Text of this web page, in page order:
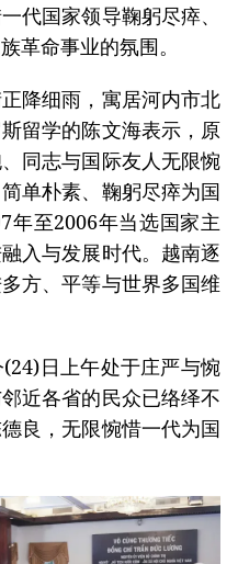
代国家领导鞠躬尽瘁、
革命事业的氛围。
降细雨，寓居河内市北
留学的陈文海表示，原
同志与国际友人无限惋
单朴素、鞠躬尽瘁为国
年至2006年当选国家主
入与发展时代。越南逐
方、平等与世界多国维
(24)日上午处于庄严与惋
近各省的民众已络绎不
良，无限惋惜一代为国